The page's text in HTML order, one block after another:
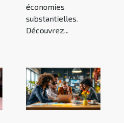
économies
substantielles.
Découvrez...